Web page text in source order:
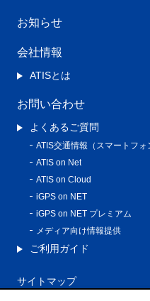
お知らせ
会社情報
ATISとは
お問い合わせ
よくあるご質問
ATIS交通情報（スマートフォ
ATIS on Net
ATIS on Cloud
iGPS on NET
iGPS on NET プレミアム
メディア向け情報提供
ご利用ガイド
サイトマップ